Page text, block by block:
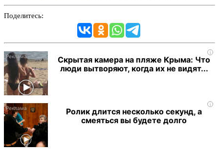
Поделитесь:
i
Скрытая камера на пляже Крыма: Что
люди вытворяют, когда их не видят...
i
Ролик длится несколько секунд, а
смеяться вы будете долго